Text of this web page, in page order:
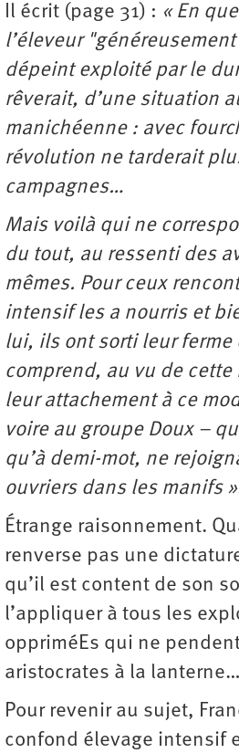
Il écrit (page 31) : « En
l’éleveur
dépeint exploité par le
rêverait, d’une situation
manichéenne : avec
révolution ne tarderait
campagnes…
Mais voilà qui ne
du tout, au ressenti des
mêmes. Pour ceux
intensif les a nourris et
lui, ils ont sorti leur ferme
comprend, au vu de
leur attachement à ce
voire au groupe Doux –
qu’à demi-mot, ne
ouvriers dans les manifs »
Étrange raisonnement.
renverse pas une
qu’il est content de son
l’appliquer à tous les
oppriméEs qui ne
aristocrates à la lanterne…
Pour revenir au sujet,
confond élevage intensif